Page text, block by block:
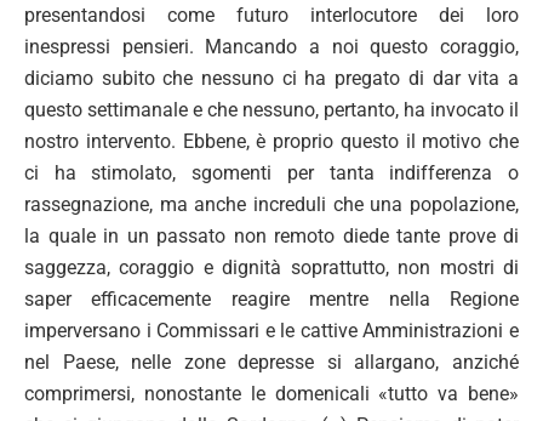
presentandosi come futuro interlocutore dei loro
inespressi pensieri. Mancando a noi questo coraggio,
diciamo subito che nessuno ci ha pregato di dar vita a
questo settimanale e che nessuno, pertanto, ha invocato il
nostro intervento. Ebbene, è proprio questo il motivo che
ci ha stimolato, sgomenti per tanta indifferenza o
rassegnazione, ma anche increduli che una popolazione,
la quale in un passato non remoto diede tante prove di
saggezza, coraggio e dignità soprattutto, non mostri di
saper efficacemente reagire mentre nella Regione
imperversano i Commissari e le cattive Amministrazioni e
nel Paese, nelle zone depresse si allargano, anziché
comprimersi, nonostante le domenicali «tutto va bene»